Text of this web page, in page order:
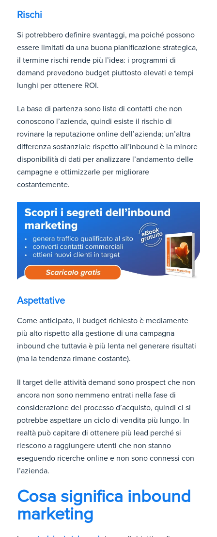
Rischi
Si potrebbero definire svantaggi, ma poiché possono
essere limitati da una buona pianificazione strategica,
il termine rischi rende più l’idea: i programmi di
demand prevedono budget piuttosto elevati e tempi
lunghi per ottenere ROI.
La base di partenza sono liste di contatti che non
conoscono l’azienda, quindi esiste il rischio di
rovinare la reputazione online dell’azienda; un’altra
differenza sostanziale rispetto all’inbound è la minore
disponibilità di dati per analizzare l’andamento delle
campagne e ottimizzarle per migliorare
costantemente.
Aspettative
Come anticipato, il budget richiesto è mediamente
più alto rispetto alla gestione di una campagna
inbound che tuttavia è più lenta nel generare risultati
(ma la tendenza rimane costante).
Il target delle attività demand sono prospect che non
ancora non sono nemmeno entrati nella fase di
considerazione del processo d’acquisto, quindi ci si
potrebbe aspettare un ciclo di vendita più lungo. In
realtà può capitare di ottenere più lead perché si
riescono a raggiungere utenti che non stanno
eseguendo ricerche online e non sono connessi con
l’azienda.
Cosa significa inbound
marketing